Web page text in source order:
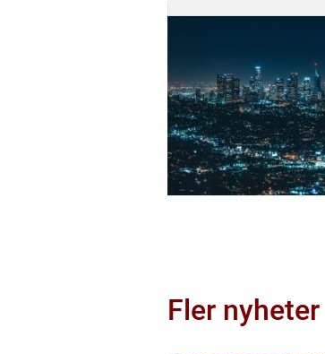
Fler nyheter